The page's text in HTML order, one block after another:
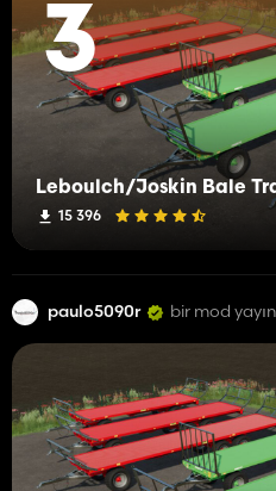
3
Leboulch/Joskin Bale
15 396
paulo5090r bir mod